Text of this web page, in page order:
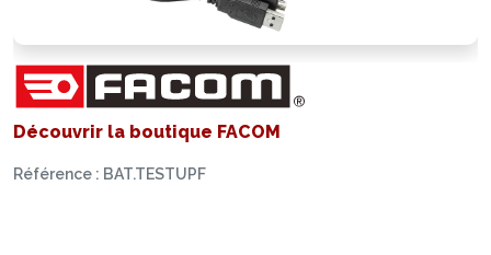
Découvrir la boutique FACOM
Référence : BAT.TESTUPF